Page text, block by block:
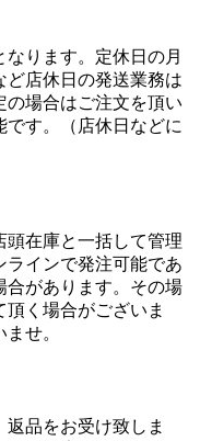
ります。定休日の月
ど店休日の発送業務は
の場合はご注文を頂い
す。（店休日などに
頭在庫と一括して管理
ラインで発注可能であ
合があります。その場
く場合がございま
せ。
品をお受け致しま